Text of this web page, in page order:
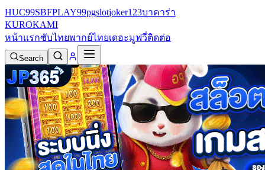
HUC99SBFPLAY99pgslotjoker123บาคาร่า
KUROKAMI
หน้าแรกซับไทยพากย์ไทยเดอะมูฟวี่ติดต่อ
Search